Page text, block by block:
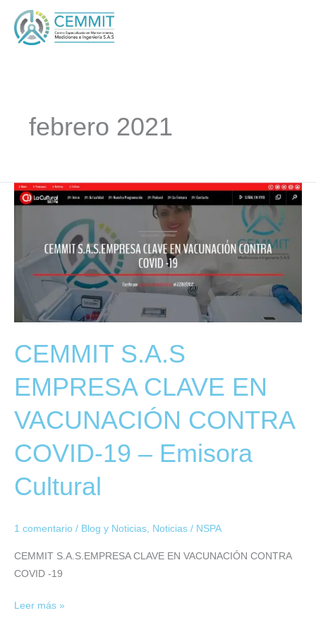
contenido
febrero 2021
CEMMIT S.A.S
EMPRESA CLAVE EN
VACUNACIÓN CONTRA
COVID-19 – Emisora
Cultural
1 comentario / Blog y Noticias, Noticias / NSPA
CEMMIT S.A.S.EMPRESA CLAVE EN VACUNACIÓN CONTRA
COVID -19
CEMMIT
S.A.S
EN
VACUNACIÓN
COVID-
–
Cultural
Leer más »